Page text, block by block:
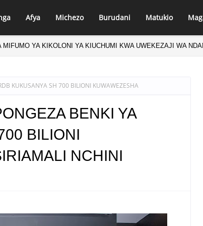
Afya Michezo Burudani Matukio
ZA KUFUNGUA SOKO LA DHAMANA KWA
KUKUSANYA SH 700 BILIONI KUWAWEZESHA
BENKI YA
BILIONI
NCHINI